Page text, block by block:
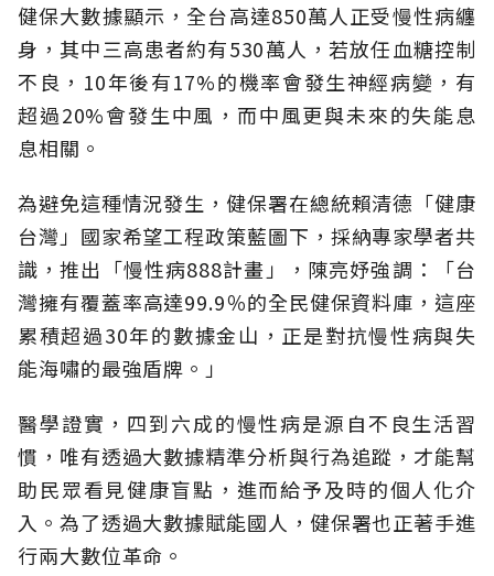
健保大數據顯示，全台高達850萬人正受慢性病纏
身，其中三高患者約有530萬人，若放任血糖控制
不良，10年後有17%的機率會發生神經病變，有
超過20%會發生中風，而中風更與未來的失能息
息相關。
為避免這種情況發生，健保署在總統賴清德「健康
台灣」國家希望工程政策藍圖下，採納專家學者共
識，推出「慢性病888計畫」，陳亮妤強調：「台
灣擁有覆蓋率高達99.9％的全民健保資料庫，這座
累積超過30年的數據金山，正是對抗慢性病與失
能海嘯的最強盾牌。」
醫學證實，四到六成的慢性病是源自不良生活習
慣，唯有透過大數據精準分析與行為追蹤，才能幫
助民眾看見健康盲點，進而給予及時的個人化介
入。為了透過大數據賦能國人，健保署也正著手進
行兩大數位革命。